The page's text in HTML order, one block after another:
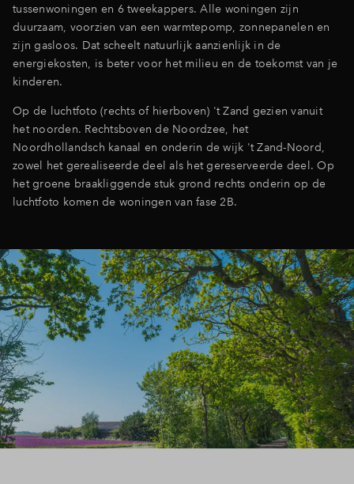
tussenwoningen en 6 tweekappers. Alle woningen zijn
duurzaam, voorzien van een warmtepomp, zonnepanelen en
zijn gasloos. Dat scheelt natuurlijk aanzienlijk in de
energiekosten, is beter voor het milieu en de toekomst van je
kinderen.
Op de luchtfoto (rechts of hierboven) 't Zand gezien vanuit
het noorden. Rechtsboven de Noordzee, het
Noordhollandsch kanaal en onderin de wijk 't Zand-Noord,
zowel het gerealiseerde deel als het gereserveerde deel. Op
het groene braakliggende stuk grond rechts onderin op de
luchtfoto komen de woningen van fase 2B.